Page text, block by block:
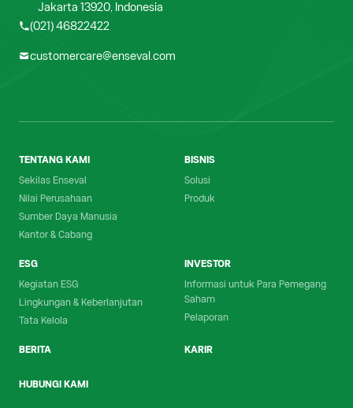
Jakarta 13920, Indonesia
(021) 46822422
customercare@enseval.com
TENTANG KAMI
Sekilas Enseval
Nilai Perusahaan
Sumber Daya Manusia
Kantor & Cabang
BISNIS
Solusi
Produk
ESG
Kegiatan ESG
Lingkungan & Keberlanjutan
Tata Kelola
INVESTOR
Informasi untuk Para Pemegang
Saham
Pelaporan
BERITA KARIR
HUBUNGI KAMI